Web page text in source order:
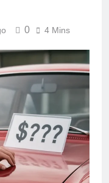
0 4 Mins